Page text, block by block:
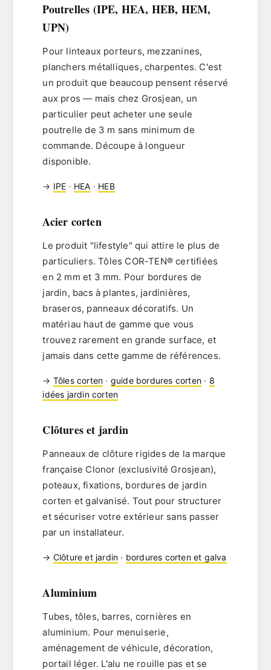
Poutrelles (IPE, HEA, HEB, HEM,
UPN)
Pour linteaux porteurs, mezzanines,
planchers métalliques, charpentes. C'est
un produit que beaucoup pensent réservé
aux pros — mais chez Grosjean, un
particulier peut acheter une seule
poutrelle de 3 m sans minimum de
commande. Découpe à longueur
disponible.
→ IPE · HEA · HEB
Acier corten
Le produit "lifestyle" qui attire le plus de
particuliers. Tôles COR-TEN® certifiées
en 2 mm et 3 mm. Pour bordures de
jardin, bacs à plantes, jardinières,
braseros, panneaux décoratifs. Un
matériau haut de gamme que vous
trouvez rarement en grande surface, et
jamais dans cette gamme de références.
→ Tôles corten · guide bordures corten· 8
idées jardin corten
Clôtures et jardin
Panneaux de clôture rigides de la marque
française Clonor (exclusivité Grosjean),
poteaux, fixations, bordures de jardin
corten et galvanisé. Tout pour structurer
et sécuriser votre extérieur sans passer
par un installateur.
→ Clôture et jardin · bordures corten et galva
Aluminium
Tubes, tôles, barres, cornières en
aluminium. Pour menuiserie,
aménagement de véhicule, décoration,
portail léger. L'alu ne rouille pas et se